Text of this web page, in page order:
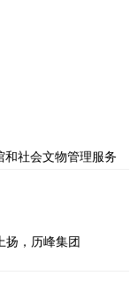
社会文物管理服务
扬，历峰集团